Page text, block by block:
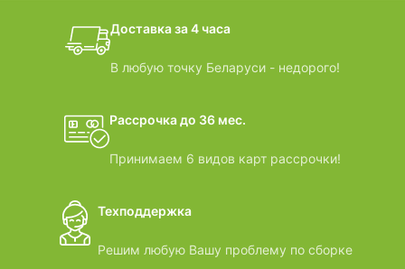
дачные домики
ВИДЕООБЗОРЫ
Доставка за 4 часа
В любую точку Беларуси - недорого!
Рассрочка до 36 мес.
Принимаем 6 видов карт рассрочки!
Техподдержка
Решим любую Вашу проблему по сборке